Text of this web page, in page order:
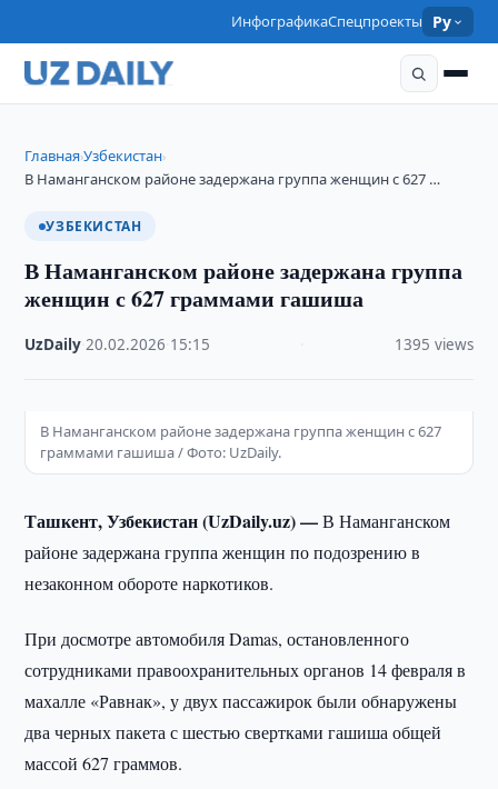
ИнфографикаСпецпроекты Ру
Главная›Узбекистан›
В Наманганском районе задержана группа женщин с 627 …
УЗБЕКИСТАН
В Наманганском районе задержана группа
женщин с 627 граммами гашиша
UzDaily ·20.02.2026 15:15 1395 views
В Наманганском районе задержана группа женщин с 627
граммами гашиша / Фото: UzDaily.
Ташкент, Узбекистан (UzDaily.uz) —В Наманганском
районе задержана группа женщин по подозрению в
незаконном обороте наркотиков.
При досмотре автомобиля Damas, остановленного
сотрудниками правоохранительных органов 14 февраля в
махалле «Равнак», у двух пассажирок были обнаружены
два черных пакета с шестью свертками гашиша общей
массой 627 граммов.